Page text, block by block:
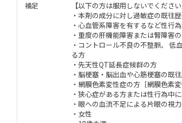
補足
【以下の方は服用しないでください
・本剤の成分に対し過敏症の既往
・心血管系障害を有するなど性行
・重度の肝機能障害または腎障害
・コントロール不良の不整脈、
る方
・先天性QT延長症候群の方
・脳梗塞・脳出血や心筋梗塞の既
・網膜色素変性症の方［網膜色素
・狭心症がある方または性行為中
・眼への血流不足による片眼の視
・女性